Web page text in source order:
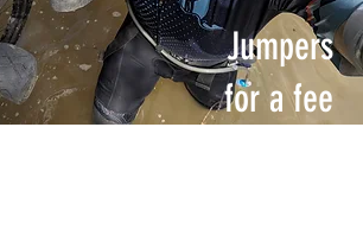
Jumpers
for a fee